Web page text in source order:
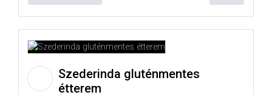
Szederinda gluténmentes
étterem